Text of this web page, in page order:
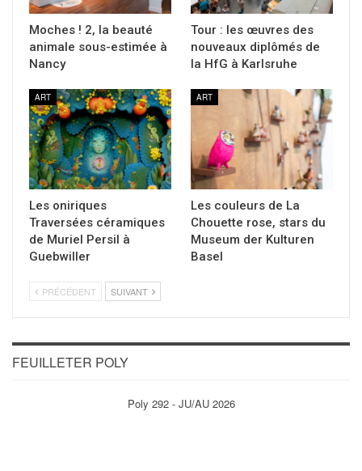
Moches ! 2, la beauté
animale sous-estimée à
Nancy
Tour : les œuvres des
nouveaux diplômés de
la HfG à Karlsruhe
ART
Les oniriques
Traversées céramiques
de Muriel Persil à
Guebwiller
ART
Les couleurs de La
Chouette rose, stars du
Museum der Kulturen
Basel
PRÉCÉDENT SUIVANT
FEUILLETER POLY
Poly 292 - JU/AU 2026